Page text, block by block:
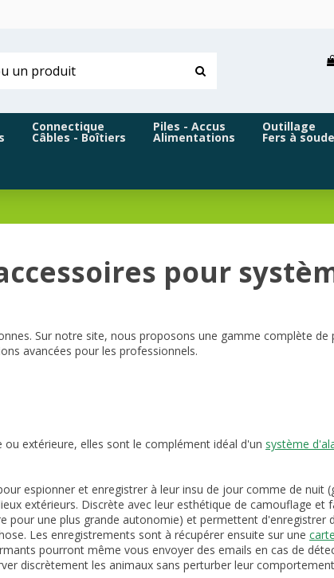
Connectique
Câbles - Boîtiers
Piles - Accus
Alimentations
Outillage
Fers à
pour
Sur notre site, nous proposons une gamme complète de
avancées pour les professionnels.
extérieure, elles sont le complément idéal d'un système
espionner et enregistrer à leur insu de jour comme de nuit
extérieurs. Discrète avec leur esthétique de camouflage et
une plus grande autonomie) et permettent d'enregistrer
Les enregistrements sont à récupérer ensuite sur une
pourront même vous envoyer des emails en cas de
discrètement les animaux sans perturber leur